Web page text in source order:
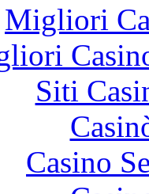
Migliori
Siti
Casino